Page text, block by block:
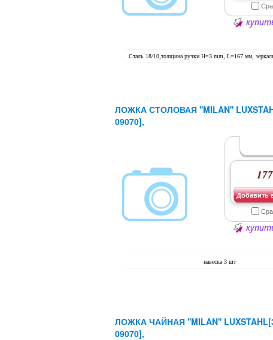
Сталь 18/10,толщина ручки H=3 mm, L=167 мм,
ЛОЖКА СТОЛОВАЯ ''MILAN''
09070],
навеска 3 шт
Добавить
ЛОЖКА ЧАЙНАЯ ''MILAN''
09070],